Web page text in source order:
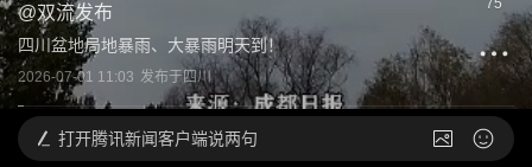
@双流发布
四川盆地局地暴雨、大暴雨明天到！
2026-07-01 11:03 发布于四川
75
打开腾讯新闻客户端说两句